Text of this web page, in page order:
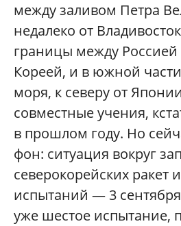
между заливом Петра
недалеко от
границы между
Кореей, и в южной
моря, к северу от
совместные учения,
в прошлом году. Но
фон: ситуация вокруг
северокорейских ракет
испытаний — 3
уже шестое испытание,